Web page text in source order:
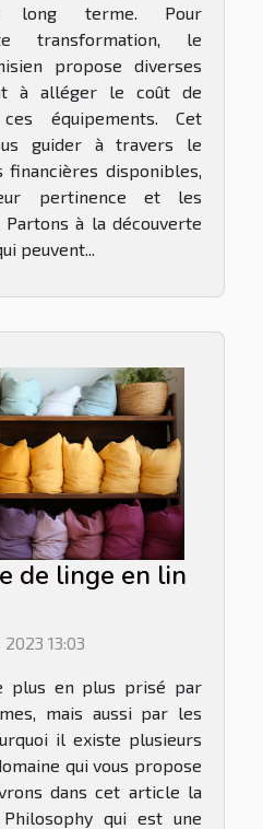
long terme. Pour
transformation, le
propose diverses
à alléger le coût de
équipements. Cet
guider à travers le
financières disponibles,
pertinence et les
Partons à la découverte
peuvent...
de linge en lin
13:03
plus en plus prisé par
mais aussi par les
il existe plusieurs
qui vous propose
dans cet article la
qui est une